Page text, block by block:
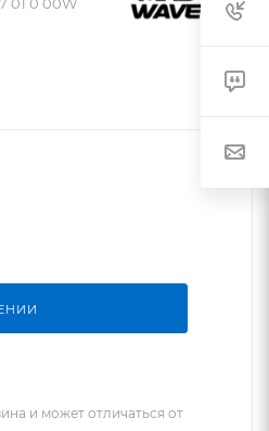
и может отличаться от